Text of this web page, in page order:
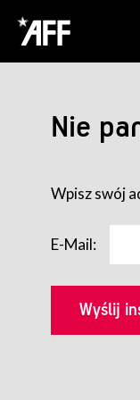
Nie
Wpisz swój
E-Mail: